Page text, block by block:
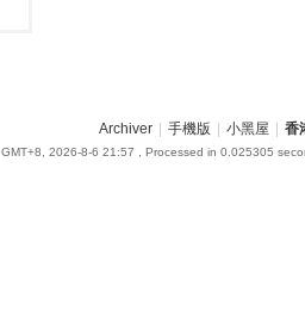
Archiver 手機版 小黑屋 香
GMT+8, 2026-8-6 21:57 , Processed in 0.025305